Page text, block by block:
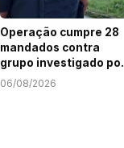
Operação cumpre 28
mandados contra
grupo investigado por
roubo de cargas e
06/08/2026